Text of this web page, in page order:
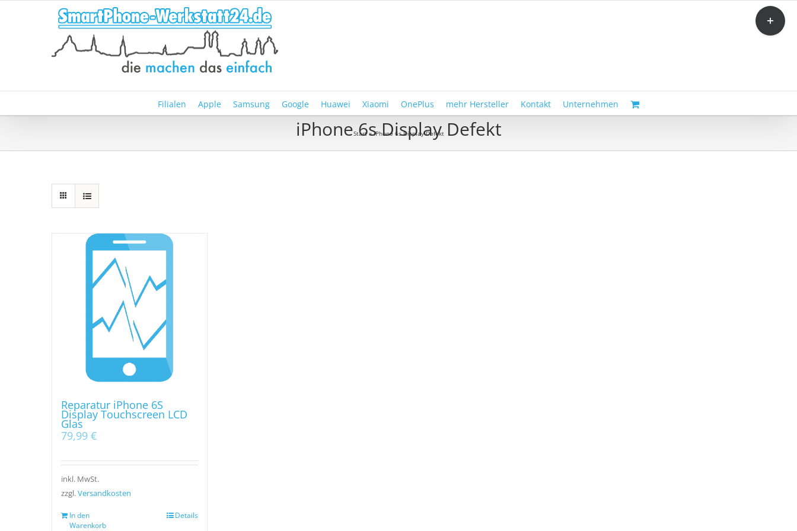
Filialen Apple Samsung Google Huawei Xiaomi OnePlus mehr Hersteller Kontakt Unternehmen
iPhone 6s Display Defekt
Start»iPhone 6s Display Defekt
Reparatur iPhone 6S
Display Touchscreen LCD
Glas
79,99 €
inkl. MwSt.
zzgl.Versandkosten
In den
Warenkorb
Details
Toggle
Sliding
Bar